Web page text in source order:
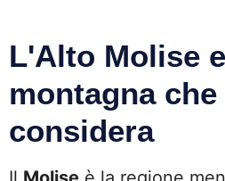
L'Alto Molise
montagna
considera